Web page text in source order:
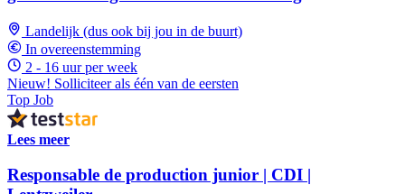
Landelijk (dus ook bij jou in de buurt)
In overeenstemming
2 - 16 uur per week
Nieuw! Solliciteer als één van de eersten
Top Job
Lees meer
Responsable de production junior | CDI |